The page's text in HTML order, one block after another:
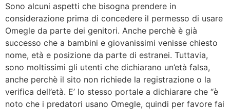
Sono alcuni aspetti che bisogna prendere in
considerazione prima di concedere il permesso di usare
Omegle da parte dei genitori. Anche perchè è già
successo che a bambini e giovanissimi venisse chiesto
nome, età e posizione da parte di estranei. Tuttavia,
sono moltissimi gli utenti che dichiarano un’età falsa,
anche perchè il sito non richiede la registrazione o la
verifica dell’età. E’ lo stesso portale a dichiarare che “è
noto che i predatori usano Omegle, quindi per favore fai